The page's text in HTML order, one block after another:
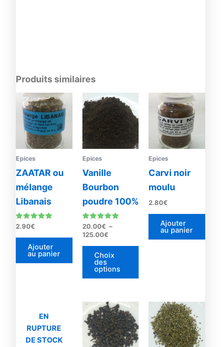
Produits similaires
Epices
ZAATAR ou
mélange
Libanais
Note
4.90
sur 5
2.90€
Ajouter
au panier
Epices
Vanille
Bourbon
poudre 100%
Note
4.83
sur 5
20.00€ –
125.00€
Plage
de
prix :
20.00€
à
125.00€
Choix
des
options
produit
a
plusieurs
variations.
Les
options
être
choisies
sur
page
Epices
Carvi noir
moulu
2.80€
Ajouter
au panier
EN
RUPTURE
DE STOCK